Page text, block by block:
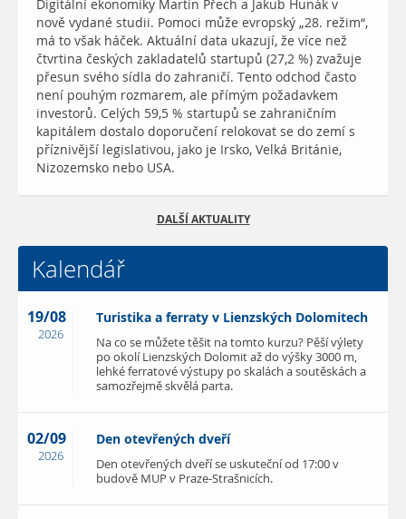
Digitální ekonomiky Martin Přech a Jakub Hunák v
nově vydané studii. Pomoci může evropský „28. režim“,
má to však háček. Aktuální data ukazují, že více než
čtvrtina českých zakladatelů startupů (27,2 %) zvažuje
přesun svého sídla do zahraničí. Tento odchod často
není pouhým rozmarem, ale přímým požadavkem
investorů. Celých 59,5 % startupů se zahraničním
kapitálem dostalo doporučení relokovat se do zemí s
příznivější legislativou, jako je Irsko, Velká Británie,
Nizozemsko nebo USA.
DALŠÍ AKTUALITY
Kalendář
19/08
2026
Turistika a ferraty v Lienzských Dolomitech
Na co se můžete těšit na tomto kurzu? Pěší výlety
po okolí Lienzských Dolomit až do výšky 3000 m,
lehké ferratové výstupy po skalách a soutěskách a
samozřejmě skvělá parta.
02/09
2026
Den otevřených dveří
Den otevřených dveří se uskuteční od 17:00 v
budově MUP v Praze-Strašnicích.